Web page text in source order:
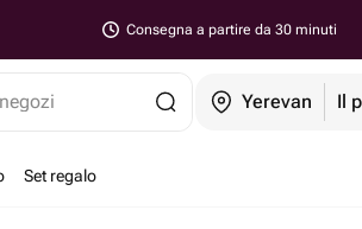
Consegna a partire da 30 minuti
Yerevan Il
Set regalo